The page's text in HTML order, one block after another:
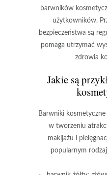
barwników
użytkowników.
bezpieczeństwa są
pomaga utrzymać
zdrowia
Jakie są
Barwniki kosmetyczne
w tworzeniu
makijażu i
popularnym